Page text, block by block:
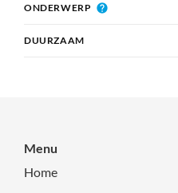
ONDERWERP
DUURZAAM
Menu
Home